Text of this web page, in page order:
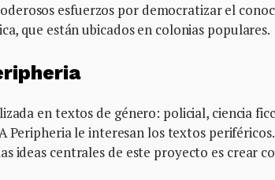
esfuerzos por democratizar el
que están ubicados en colonias populares.
en textos de género: policial, ciencia
Peripheria le interesan los textos
ideas centrales de este proyecto es crear